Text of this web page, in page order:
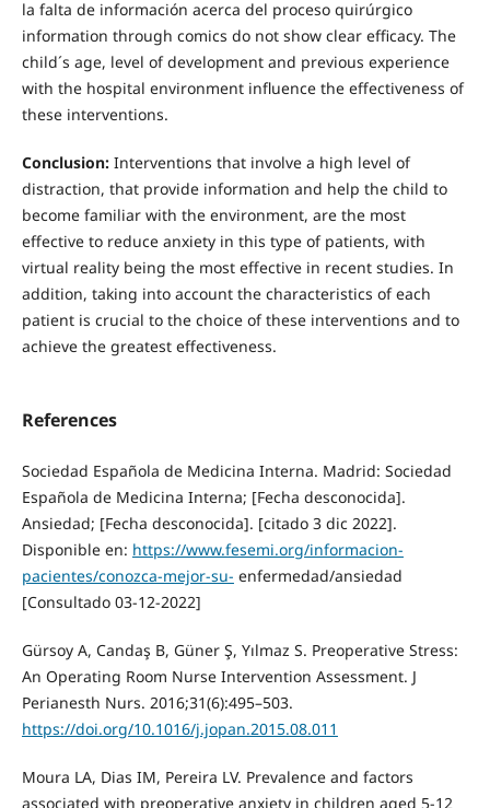
la falta de información acerca del proceso quirúrgico
information through comics do not show clear efficacy. The
child´s age, level of development and previous experience
with the hospital environment influence the effectiveness of
these interventions.
Conclusion:Interventions that involve a high level of
distraction, that provide information and help the child to
become familiar with the environment, are the most
effective to reduce anxiety in this type of patients, with
virtual reality being the most effective in recent studies. In
addition, taking into account the characteristics of each
patient is crucial to the choice of these interventions and to
achieve the greatest effectiveness.
References
Sociedad Española de Medicina Interna. Madrid: Sociedad
Española de Medicina Interna; [Fecha desconocida].
Ansiedad; [Fecha desconocida]. [citado 3 dic 2022].
Disponible en: https://www.fesemi.org/informacion-
pacientes/conozca-mejor-su- enfermedad/ansiedad
[Consultado 03-12-2022]
Gürsoy A, Candaş B, Güner Ş, Yılmaz S. Preoperative Stress:
An Operating Room Nurse Intervention Assessment. J
Perianesth Nurs. 2016;31(6):495–503.
https://doi.org/10.1016/j.jopan.2015.08.011
Moura LA, Dias IM, Pereira LV. Prevalence and factors
associated with preoperative anxiety in children aged 5-12